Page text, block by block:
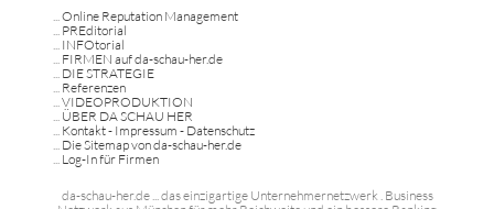
...Online Reputation Management
... PREditorial
... INFOtorial
... FIRMEN auf da-schau-her.de
... DIE STRATEGIE
... Referenzen
...VIDEOPRODUKTION
... ÜBER DA SCHAU HER
... Kontakt - Impressum - Datenschutz
... Die Sitemap von da-schau-her.de
... Log-In für Firmen
da-schau-her.de ... das einzigartige Unternehmernetzwerk . Business